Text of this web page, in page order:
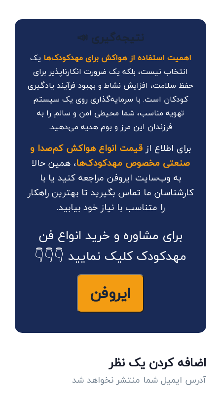
نتیجه‌گیری 📣
اهمیت استفاده از هواکش برای مهدکودک‌ها یک
انتخاب نیست، بلکه یک ضرورت انکارناپذیر برای
حفظ سلامت، افزایش نشاط و بهبود فرآیند یادگیری
کودکان است. با سرمایه‌گذاری روی یک سیستم
تهویه مناسب، شما محیطی امن و سالم را به
فرزندان این مرز و بوم هدیه می‌دهید.
برای اطلاع از قیمت انواع هواکش کم‌صدا و
صنعتی مخصوص مهدکودک‌ها، همین حالا
به وب‌سایت ایروفن مراجعه کنید یا با
کارشناسان ما تماس بگیرید تا بهترین راهکار
را متناسب با نیاز خود بیابید.
برای مشاوره و خرید انواع فن
مهدکودک کلیک نمایید 👇👇👇
ایروفن
اضافه کردن یک نظر
آدرس ایمیل شما منتشر نخواهد شد